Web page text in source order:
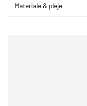
Materiale & pleje